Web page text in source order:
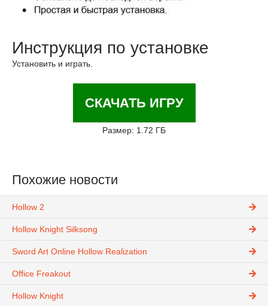
Инструкция по установке
Установить и играть.
СКАЧАТЬ ИГРУ
Размер: 1.72 ГБ
Похожие новости
Hollow 2
Hollow Knight Silksong
Sword Art Online Hollow Realization
Office Freakout
Hollow Knight